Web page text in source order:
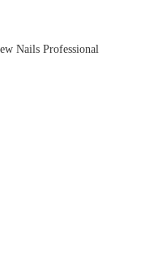
Nails Professional